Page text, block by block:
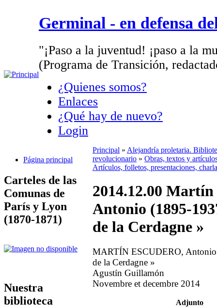
Germinal - en defensa
"¡Paso a la juventud! ¡paso a la
(Programa de Transición,
¿Quienes somos?
Enlaces
¿Qué hay de nuevo?
Login
Página principal
Carteles de las
Comunas de
París y Lyon
(1870-1871)
Nuestra
biblioteca
Principal » Alejandría proletaria.
revolucionario » Obras, textos y
Artículos, folletos, presentaciones,
2014.12.00 Martín
Antonio (1895-
de la Cerdagne »
MARTÍN ESCUDERO,
de la Cerdagne »
Agustín Guillamón
Novembre et decembre 2014
Adjunto